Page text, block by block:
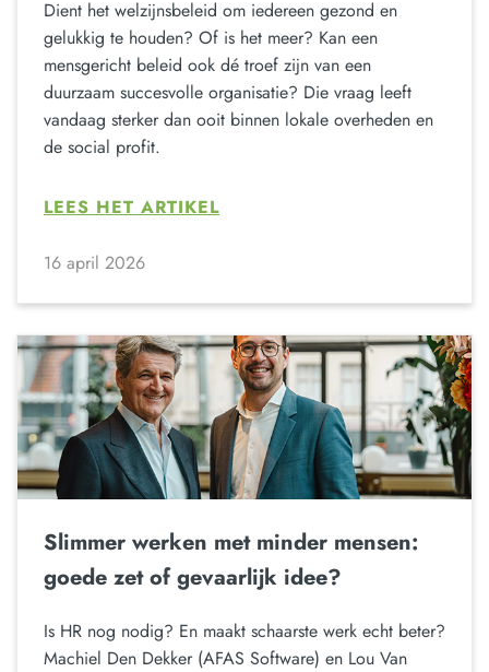
Dient het welzijnsbeleid om iedereen gezond en
gelukkig te houden? Of is het meer? Kan een
mensgericht beleid ook dé troef zijn van een
duurzaam succesvolle organisatie? Die vraag leeft
vandaag sterker dan ooit binnen lokale overheden en
de social profit.
LEES HET ARTIKEL
16 april 2026
Slimmer werken met minder mensen:
goede zet of gevaarlijk idee?
Is HR nog nodig? En maakt schaarste werk echt beter?
Machiel Den Dekker (AFAS Software) en Lou Van